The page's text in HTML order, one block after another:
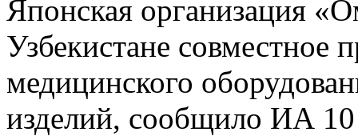
Японская организация
Узбекистане совместное
медицинского
изделий, сообщило ИА